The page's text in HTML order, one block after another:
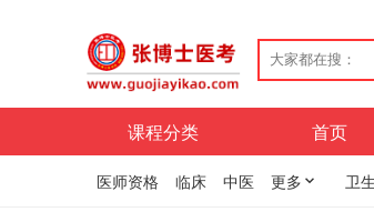
课程分类 首页
医师资格 临床 中医 更多 卫